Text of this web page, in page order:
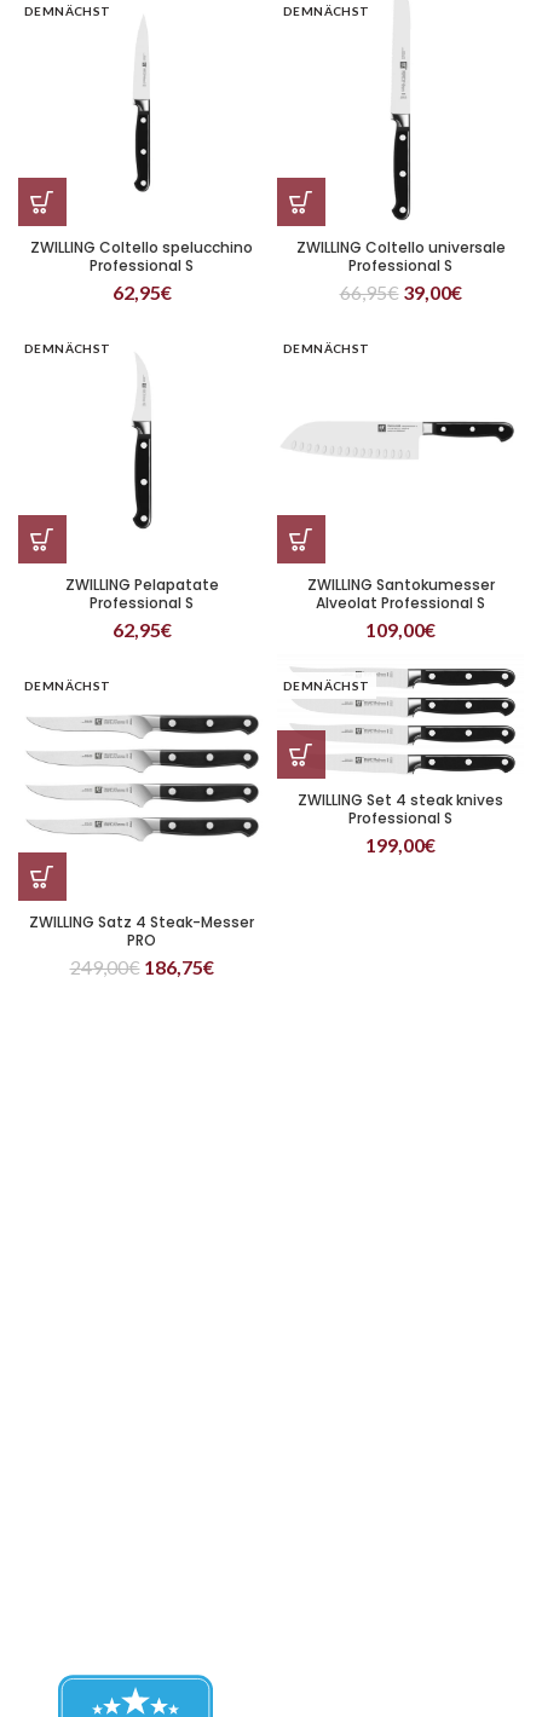
DEMNÄCHST
ZWILLING Coltello spelucchino
Professional S
62,95€
DEMNÄCHST
ZWILLING Coltello universale
Professional S
66,95€ 39,00€
DEMNÄCHST
ZWILLING Pelapatate
Professional S
62,95€
DEMNÄCHST
ZWILLING Santokumesser
Alveolat Professional S
109,00€
DEMNÄCHST
ZWILLING Satz 4 Steak-Messer
PRO
249,00€ 186,75€
DEMNÄCHST
ZWILLING Set 4 steak knives
Professional S
199,00€